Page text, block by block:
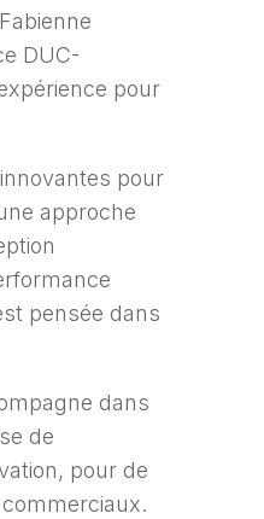
DUC-
pour
pour
approche
pensée dans
dans
de
pour de